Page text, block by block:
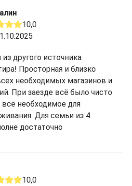
10,0
другого источника:
Просторная и близко
необходимых магазинов и
При заезде всё было чисто
всё необходимое для
Для семьи из 4
достаточно
10,0